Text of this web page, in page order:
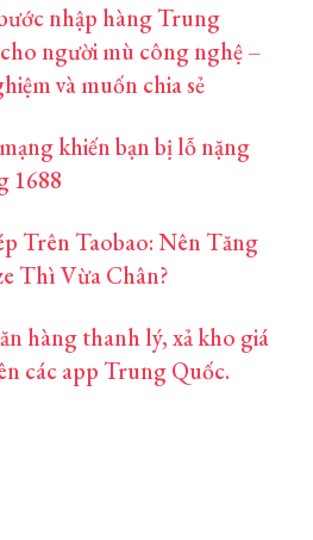
nhập hàng Trung
người mù công nghệ –
và muốn chia sẻ
khiến bạn bị lỗ nặng
1688
Trên Taobao: Nên Tăng
Thì Vừa Chân?
hàng thanh lý, xả kho giá
các app Trung Quốc.